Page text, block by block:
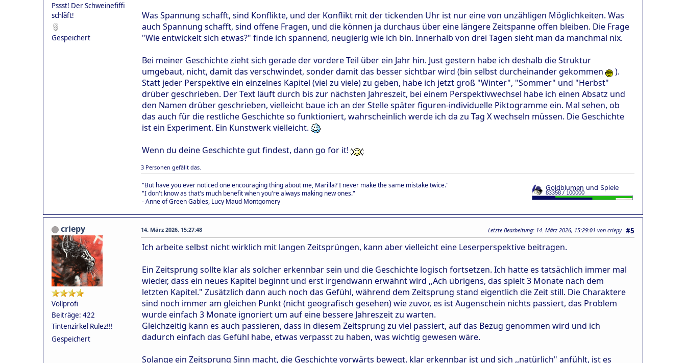
Pssst! Der Schweinefiffi
schläft!
Gespeichert
Was Spannung schafft, sind Konflikte, und der Konflikt mit der tickenden Uhr ist nur eine von unzähligen Möglichkeiten. Was
auch Spannung schafft, sind offene Fragen, und die können ja durchaus über eine längere Zeitspanne offen bleiben. Die Frage
"Wie entwickelt sich etwas?" finde ich spannend, neugierig wie ich bin. Innerhalb von drei Tagen sieht man da manchmal nix.
Bei meiner Geschichte zieht sich gerade der vordere Teil über ein Jahr hin. Just gestern habe ich deshalb die Struktur
umgebaut, nicht, damit das verschwindet, sonder damit das besser sichtbar wird (bin selbst durcheinander gekommen
).
Statt jeder Perspektive ein einzelnes Kapitel (viel zu viele) zu geben, habe ich jetzt groß "Winter", "Sommer" und "Herbst"
drüber geschrieben. Der Text läuft durch bis zur nächsten Jahreszeit, bei einem Perspektivwechsel habe ich einen Absatz und
den Namen drüber geschrieben, vielleicht baue ich an der Stelle später figuren-individuelle Piktogramme ein. Mal sehen, ob
das auch für die restliche Geschichte so funktioniert, wahrscheinlich werde ich da zu Tag X wechseln müssen. Die Geschichte
ist ein Experiment. Ein Kunstwerk vielleicht.
Wenn du deine Geschichte gut findest, dann go for it!
3 Personen gefällt das.
"But have you ever noticed one encouraging thing about me, Marilla? I never make the same mistake twice."
"I don't know as that's much benefit when you're always making new ones."
- Anne of Green Gables, Lucy Maud Montgomery
criepy
Vollprofi
Beiträge: 422
Tintenzirkel Rulez!!!
Gespeichert
#5
14. März 2026, 15:27:48 Letzte Bearbeitung: 14. März 2026, 15:29:01 von criepy
Ich arbeite selbst nicht wirklich mit langen Zeitsprüngen, kann aber vielleicht eine Leserperspektive beitragen.
Ein Zeitsprung sollte klar als solcher erkennbar sein und die Geschichte logisch fortsetzen. Ich hatte es tatsächlich immer mal
wieder, dass ein neues Kapitel beginnt und erst irgendwann erwähnt wird ,,Ach übrigens, das spielt 3 Monate nach dem
letzten Kapitel." Zusätzlich dann auch noch das Gefühl, während dem Zeitsprung stand eigentlich die Zeit still. Die Charaktere
sind noch immer am gleichen Punkt (nicht geografisch gesehen) wie zuvor, es ist Augenschein nichts passiert, das Problem
wurde einfach 3 Monate ignoriert um auf eine bessere Jahreszeit zu warten.
Gleichzeitig kann es auch passieren, dass in diesem Zeitsprung zu viel passiert, auf das Bezug genommen wird und ich
dadurch einfach das Gefühl habe, etwas verpasst zu haben, was wichtig gewesen wäre.
Solange ein Zeitsprung Sinn macht, die Geschichte vorwärts bewegt, klar erkennbar ist und sich ,,natürlich" anfühlt, ist es